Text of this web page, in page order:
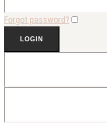
Forgot password?